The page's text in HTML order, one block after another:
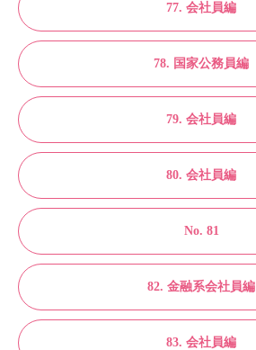
77. 会社員編
78. 国家公務員編
79. 会社員編
80. 会社員編
No. 81
82. 金融系会社員編
83. 会社員編